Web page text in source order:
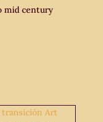
mid century